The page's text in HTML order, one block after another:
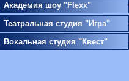
Академия шоу "Flexx"
Театральная студия "Игра"
Вокальная студия "Квест"